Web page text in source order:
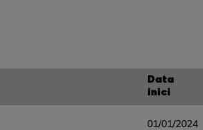
Data
inici
01/01/2024